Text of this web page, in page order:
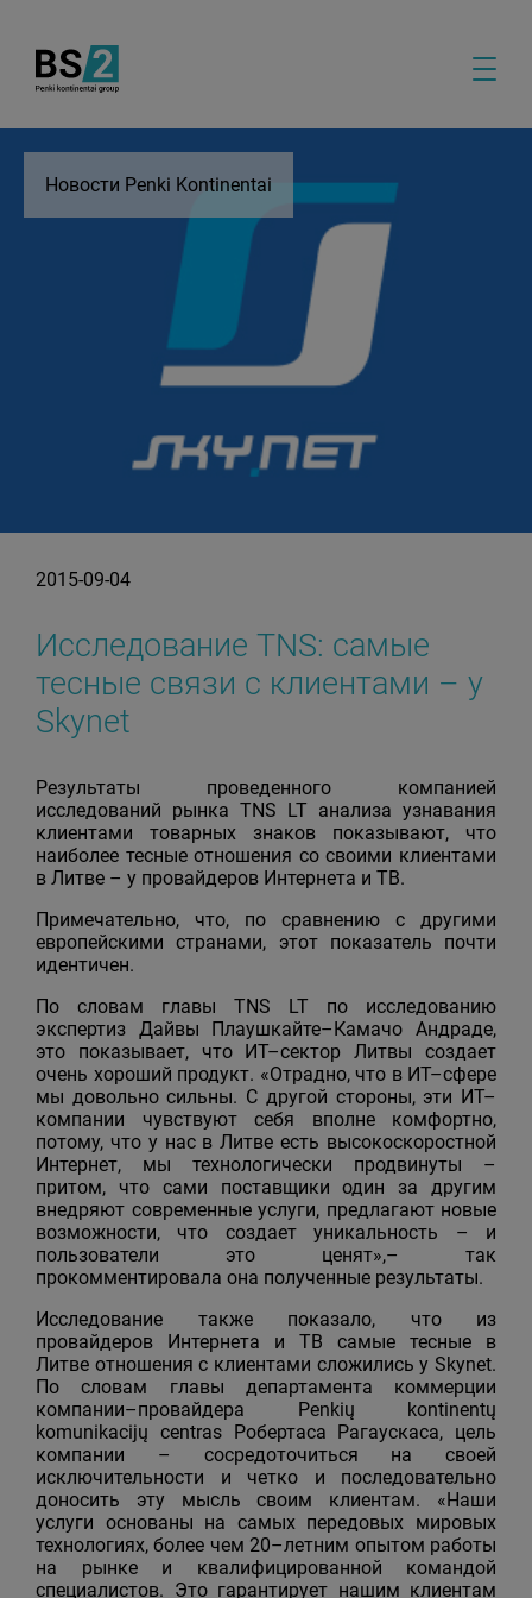
Новости Penki Kontinentai
2015-09-04
Исследование TNS: самые
тесные связи с клиентами – у
Skynet
Результаты проведенного компанией
исследований рынка TNS LT анализа узнавания
клиентами товарных знаков показывают, что
наиболее тесные отношения со своими клиентами
в Литве – у провайдеров Интернета и ТВ.
Примечательно, что, по сравнению с другими
европейскими странами, этот показатель почти
идентичен.
По словам главы TNS LT по исследованию
экспертиз Дайвы Плаушкайте–Камачо Андраде,
это показывает, что ИТ–сектор Литвы создает
очень хороший продукт. «Отрадно, что в ИТ–сфере
мы довольно сильны. С другой стороны, эти ИТ–
компании чувствуют себя вполне комфортно,
потому, что у нас в Литве есть высокоскоростной
Интернет, мы технологически продвинуты –
притом, что сами поставщики один за другим
внедряют современные услуги, предлагают новые
возможности, что создает уникальность – и
пользователи это ценят»,– так
прокомментировала она полученные результаты.
Исследование также показало, что из
провайдеров Интернета и ТВ самые тесные в
Литве отношения с клиентами сложились у Skynet.
По словам главы департамента коммерции
компании–провайдера Penkių kontinentų
komunikacijų centras Робертаса Рагаускаса, цель
компании – сосредоточиться на своей
исключительности и четко и последовательно
доносить эту мысль своим клиентам. «Наши
услуги основаны на самых передовых мировых
технологиях, более чем 20–летним опытом работы
на рынке и квалифицированной командой
специалистов. Это гарантирует нашим клиентам